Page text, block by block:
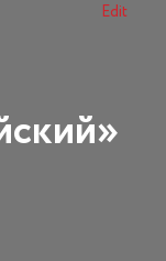
Edit